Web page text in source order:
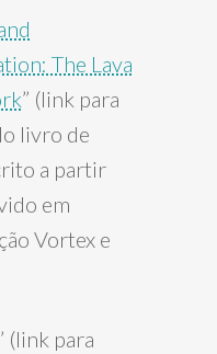
The Lava
” (link para
livro de
a partir
em
Vortex e
(link para